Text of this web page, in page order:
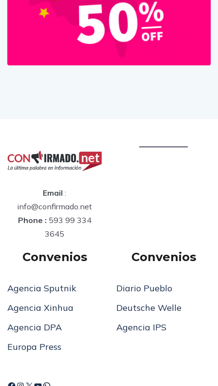
Email :
info@confirmado.net
Phone : 593 99 334
3645
Convenios
Agencia Sputnik
Agencia Xinhua
Agencia DPA
Europa Press
Convenios
Diario Pueblo
Deutsche Welle
Agencia IPS